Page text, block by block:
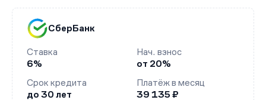
СберБанк
Ставка
6%
Нач. взнос
от 20%
Срок кредита
до 30 лет
Платёж в месяц
39 135 ₽